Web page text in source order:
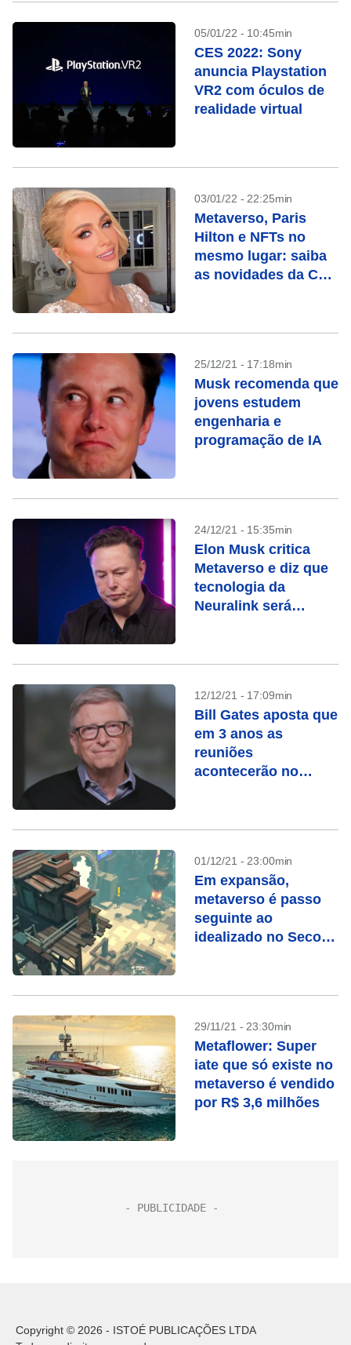
05/01/22 - 10:45min
CES 2022: Sony
anuncia Playstation
VR2 com óculos de
realidade virtual
03/01/22 - 22:25min
Metaverso, Paris
Hilton e NFTs no
mesmo lugar: saiba
as novidades da CES
25/12/21 - 17:18min
Musk recomenda que
jovens estudem
engenharia e
programação de IA
24/12/21 - 15:35min
Elon Musk critica
Metaverso e diz que
tecnologia da
Neuralink será
12/12/21 - 17:09min
Bill Gates aposta que
em 3 anos as
reuniões
acontecerão no
01/12/21 - 23:00min
Em expansão,
metaverso é passo
seguinte ao
idealizado no Second
29/11/21 - 23:30min
Metaflower: Super
iate que só existe no
metaverso é vendido
por R$ 3,6 milhões
Copyright © 2026 - ISTOÉ PUBLICAÇÕES LTDA